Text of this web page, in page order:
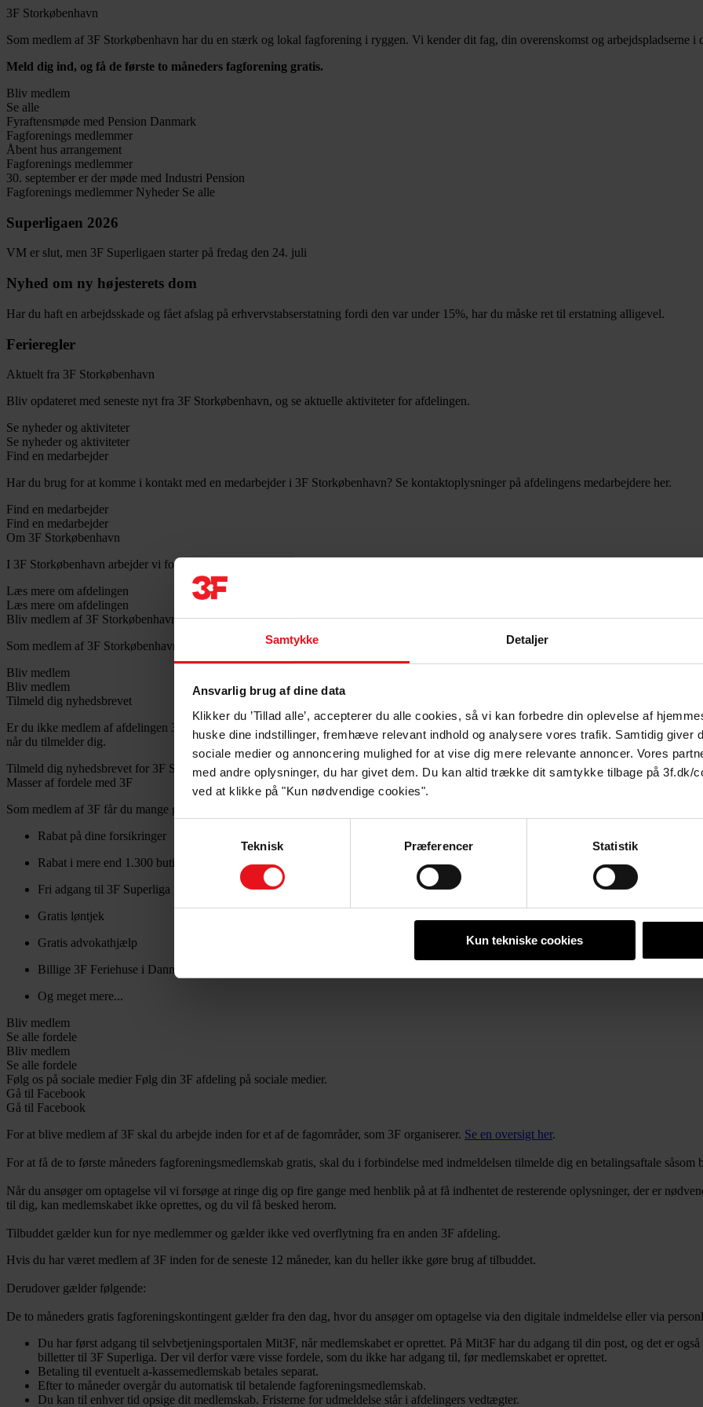
Samtykke Detaljer
Ansvarlig brug af dine data
Klikker du ’Tillad alle’, accepterer du alle cookies, så vi kan forbedre din oplevelse af
huske dine indstillinger, fremhæve relevant indhold og analysere vores trafik. Samtidig giver
sociale medier og annoncering mulighed for at vise dig mere relevante annoncer. Vores
med andre oplysninger, du har givet dem. Du kan altid trække dit samtykke tilbage på 3f.dk/
ved at klikke på "Kun nødvendige cookies".
Teknisk
Præferencer Statistik
Kun tekniske cookies
3F Storkøbenhavn
Som medlem af 3F Storkøbenhavn har du en stærk og lokal fagforening i ryggen. Vi kender dit fag, din overenskomst og arbejdspladserne i
Meld dig ind, og få de første to måneders fagforening gratis.
Bliv medlem
Se alle
Fyraftensmøde med Pension Danmark
Fagforenings medlemmer
Åbent hus arrangement
Fagforenings medlemmer
30. september er der møde med Industri Pension
Fagforenings medlemmer Nyheder Se alle
Superligaen 2026
VM er slut, men 3F Superligaen starter på fredag den 24. juli
Nyhed om ny højesterets dom
Har du haft en arbejdsskade og fået afslag på erhvervstabserstatning fordi den var under 15%, har du måske ret til erstatning alligevel.
Ferieregler
Aktuelt fra 3F Storkøbenhavn
Bliv opdateret med seneste nyt fra 3F Storkøbenhavn, og se aktuelle aktiviteter for afdelingen.
Se nyheder og aktiviteter
Se nyheder og aktiviteter
Find en medarbejder
Har du brug for at komme i kontakt med en medarbejder i 3F Storkøbenhavn? Se kontaktoplysninger på afdelingens medarbejdere her.
Find en medarbejder
Find en medarbejder
Om 3F Storkøbenhavn
I 3F Storkøbenhavn arbejder vi for at sikre vores medlemmers arbejds- og lønvilkår. Læs mere om afdelingens arbejde og virke.
Læs mere om afdelingen
Læs mere om afdelingen
Bliv medlem af 3F Storkøbenhavn
Som medlem af 3F Storkøbenhavn har du en stærk og lokal fagforening i ryggen. Vi kender dit fag, din overenskomst og dit lokalområde.
Bliv medlem
Bliv medlem
Tilmeld dig nyhedsbrevet
Er du ikke medlem af afdelingen 3F Storkøbenhavn, men ønsker at modtage vores nyhedsbrev med lokale nyheder og aktiviteter, kan du
når du tilmelder dig.
Tilmeld dig nyhedsbrevet for 3F Storkøbenhavn
Masser af fordele med 3F
Som medlem af 3F får du mange gode fordele og rabatter.
Rabat på dine forsikringer
Rabat i mere end 1.300 butikker og webshops
Fri adgang til 3F Superliga
Gratis løntjek
Gratis advokathjælp
Billige 3F Feriehuse i Danmark og Europa
Og meget mere...
Bliv medlem
Se alle fordele
Bliv medlem
Se alle fordele
Følg os på sociale medier Følg din 3F afdeling på sociale medier.
Gå til Facebook
Gå til Facebook
For at blive medlem af 3F skal du arbejde inden for et af de fagområder, som 3F organiserer. Se en oversigt her.
For at få de to første måneders fagforeningsmedlemskab gratis, skal du i forbindelse med indmeldelsen tilmelde dig en betalingsaftale
Når du ansøger om optagelse vil vi forsøge at ringe dig op fire gange med henblik på at få indhentet de resterende oplysninger, der er
til dig, kan medlemskabet ikke oprettes, og du vil få besked herom.
Tilbuddet gælder kun for nye medlemmer og gælder ikke ved overflytning fra en anden 3F afdeling.
Hvis du har været medlem af 3F inden for de seneste 12 måneder, kan du heller ikke gøre brug af tilbuddet.
Derudover gælder følgende:
De to måneders gratis fagforeningskontingent gælder fra den dag, hvor du ansøger om optagelse via den digitale indmeldelse eller via
Du har først adgang til selvbetjeningsportalen Mit3F, når medlemskabet er oprettet. På Mit3F har du adgang til din post, og det er
billetter til 3F Superliga. Der vil derfor være visse fordele, som du ikke har adgang til, før medlemskabet er oprettet.
Betaling til eventuelt a-kassemedlemskab betales separat.
Efter to måneder overgår du automatisk til betalende fagforeningsmedlemskab.
Du kan til enhver tid opsige dit medlemskab. Fristerne for udmeldelse står i afdelingers vedtægter.